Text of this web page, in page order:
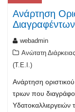
Ανάρτηση
webadmin
Ανώτατη
(T.E.I.)
Ανάρτηση
τριων που